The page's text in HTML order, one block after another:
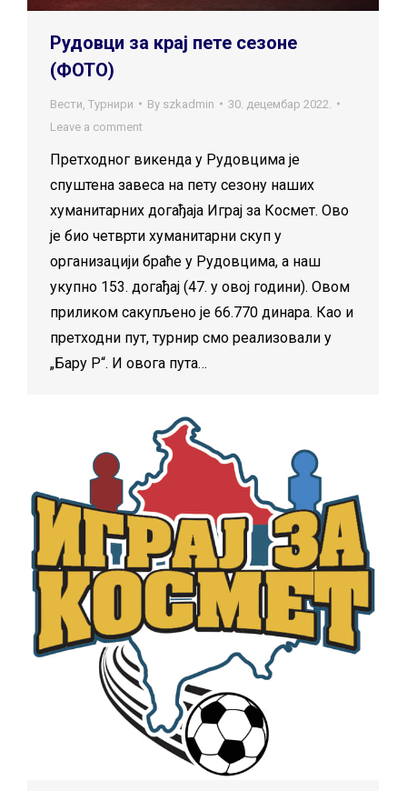
Рудовци за крај пете сезоне
(ФОТО)
Вести Турнири By szkadmin
30. децембар 2022.
Leave a comment
Претходног викенда у Рудовцима је
спуштена завеса на пету сезону наших
хуманитарних догађаја Играј за Космет. Ово
је био четврти хуманитарни скуп у
организацији браће у Рудовцима, а наш
укупно 153. догађај (47. у овој години). Овом
приликом сакупљено је 66.770 динара. Као и
претходни пут, турнир смо реализовали у
„Бару Р“. И овога пута…